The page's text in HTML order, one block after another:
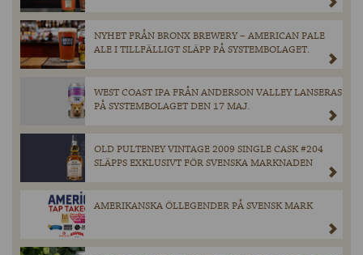
NYHET FRÅN BRONX BREWERY – AMERICAN PALE
ALE I TILLFÄLLIGT SLÄPP PÅ SYSTEMBOLAGET.
WEST COAST IPA FRÅN ANDERSON VALLEY LANSERAS
PÅ SYSTEMBOLAGET DEN 17 MAJ.
OLD PULTENEY VINTAGE 2009 SINGLE CASK #204
SLÄPPS EXKLUSIVT FÖR SVENSKA MARKNADEN
AMERIKANSKA ÖLLEGENDER PÅ SVENSK MARK